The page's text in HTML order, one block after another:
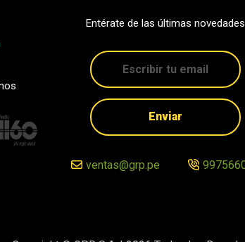
Entérate de las últimas novedades
Enviar
ventas@grp.pe